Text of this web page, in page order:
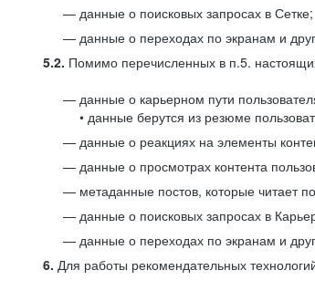
данные о поисковых запросах в Сетке;
данные о переходах по экранам и
5.2. Помимо перечисленных в п.5.
данные о карьерном пути
• данные берутся из резюме
данные о реакциях на элементы
данные о просмотрах контента
метаданные постов, которые читает
данные о поисковых запросах в
данные о переходах по экранам и
6. Для работы рекомендательных